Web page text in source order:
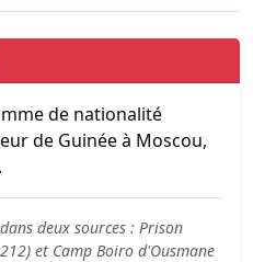
de nationalité
de Guinée à Moscou,
deux sources : Prison
et Camp Boiro d'Ousmane